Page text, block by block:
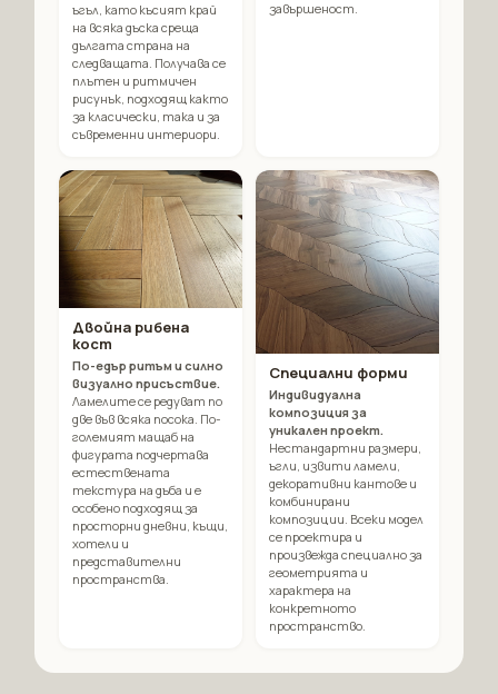
ъгъл, като късият край
на всяка дъска среща
дългата страна на
следващата. Получава се
плътен и ритмичен
рисунък, подходящ както
за класически, така и за
съвременни интериори.
завършеност.
Двойна рибена
кост
По-едър ритъм и силно
визуално присъствие.
Ламелите се редуват по
две във всяка посока. По-
големият мащаб на
фигурата подчертава
естествената
текстура на дъба и е
особено подходящ за
просторни дневни, къщи,
хотели и
представителни
пространства.
Специални форми
Индивидуална
композиция за
уникален проект.
Нестандартни размери,
ъгли, извити ламели,
декоративни кантове и
комбинирани
композиции. Всеки модел
се проектира и
произвежда специално за
геометрията и
характера на
конкретното
пространство.